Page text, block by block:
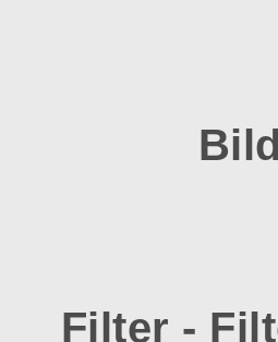
Filter -